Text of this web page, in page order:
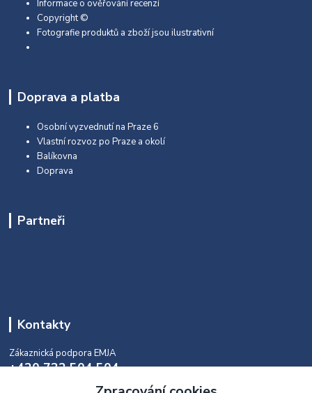
Informace o ověřování recenzí
Copyright ©
Fotografie produktů a zboží jsou ilustrativní
Doprava a platba
Osobní vyzvednutí na Praze 6
Vlastní rozvoz po Praze a okolí
Balíkovna
Doprava
Partneři
Kontakty
Zákaznická podpora EMJA
+420 732 504 504
(během naší aktuální otevírací doby)